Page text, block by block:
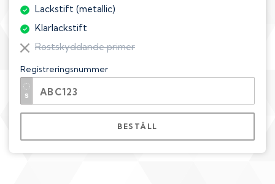
Lackstift (metallic)
Klarlackstift
Rostskyddande primer
Registreringsnummer
BESTÄLL